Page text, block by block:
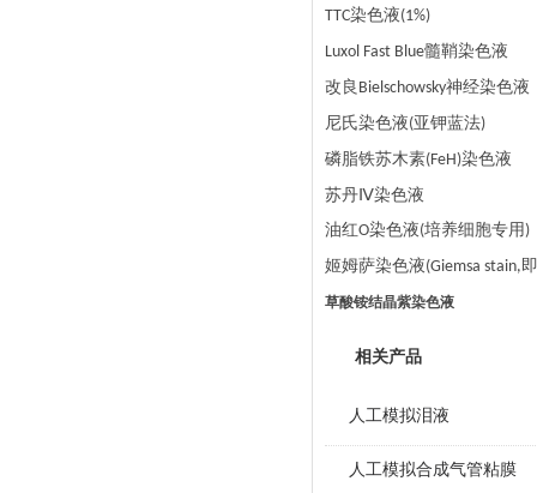
TTC染色液(1%)
Luxol Fast Blue髓鞘染色液
改良 Bielschowsky神经染色液
尼氏染色液(亚钾蓝法)
磷脂铁苏木素(FeH)染色液
苏丹 Ⅳ染色液
油红O染色液(培养细胞专用 )
姬姆萨染色液(Giemsa stain,
草酸铵结晶紫染色液
相关产品
人工模拟泪液
人工模拟合成气管粘膜